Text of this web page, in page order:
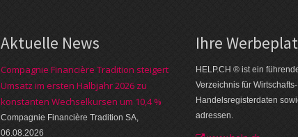
Aktuelle News
Compagnie Financière Tradition steigert
Umsatz im ersten Halbjahr 2026 zu
konstanten Wechselkursen um 10,4 %
Compagnie Financière Tradition SA,
06.08.2026
Ihre
HELP.CH ® ist ein
Verzeichnis für
Handelsregisterdaten
adressen.